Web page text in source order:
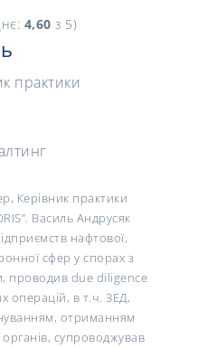
4,60 з 5)
практики
Керівник практики
Василь Андрусяк
нафтової,
сфер у спорах з
проводив due diligence
операцій, в т.ч. ЗЕД,
отриманням
супроводжував